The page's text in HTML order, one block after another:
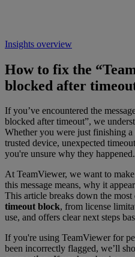
Insights overview
How to fix the
blocked after
If you’ve encountered the
blocked after timeout”, we
Whether you were just finishing
trusted device, unexpected
you're unsure why they happened.
At TeamViewer, we want to
this message means, why it
This article breaks down the most
timeout block, from license
use, and offers clear next steps
If you're using TeamViewer for
been incorrectly flagged, we’ll